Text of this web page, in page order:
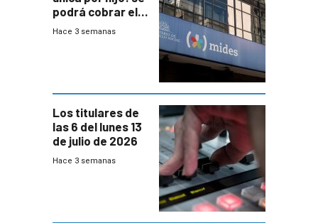
podrá cobrar el
100% en efectivo
Hace 3 semanas
Los titulares de
las 6 del lunes 13
de julio de 2026
Hace 3 semanas